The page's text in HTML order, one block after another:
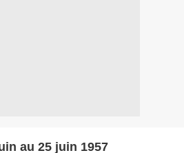
au 25 juin 1957